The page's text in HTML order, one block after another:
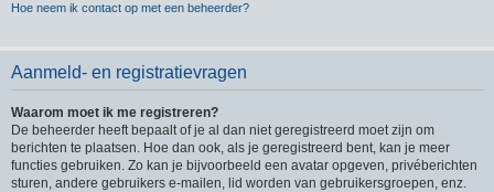
Hoe neem ik contact op met een beheerder?
Aanmeld- en registratievragen
Waarom moet ik me registreren?
De beheerder heeft bepaalt of je al dan niet geregistreerd moet zijn om
berichten te plaatsen. Hoe dan ook, als je geregistreerd bent, kan je meer
functies gebruiken. Zo kan je bijvoorbeeld een avatar opgeven, privéberichten
sturen, andere gebruikers e-mailen, lid worden van gebruikersgroepen, enz.